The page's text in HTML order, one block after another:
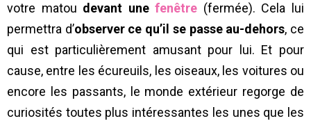
votre matou devant unefenêtre (fermée). Cela lui
permettra d’observer ce qu’il se passe au-dehors, ce
qui est particulièrement amusant pour lui. Et pour
cause, entre les écureuils, les oiseaux, les voitures ou
encore les passants, le monde extérieur regorge de
curiosités toutes plus intéressantes les unes que les